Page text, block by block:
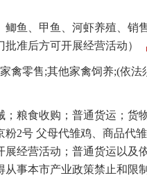
鱼、甲鱼、河虾养殖、销
准后方可开展经营活动）
禽零售;其他家禽饲养;(依法
粮食收购；普通货运；货
2号 父母代雏鸡、商品代
经营活动；普通货运以及
事本市产业政策禁止和限